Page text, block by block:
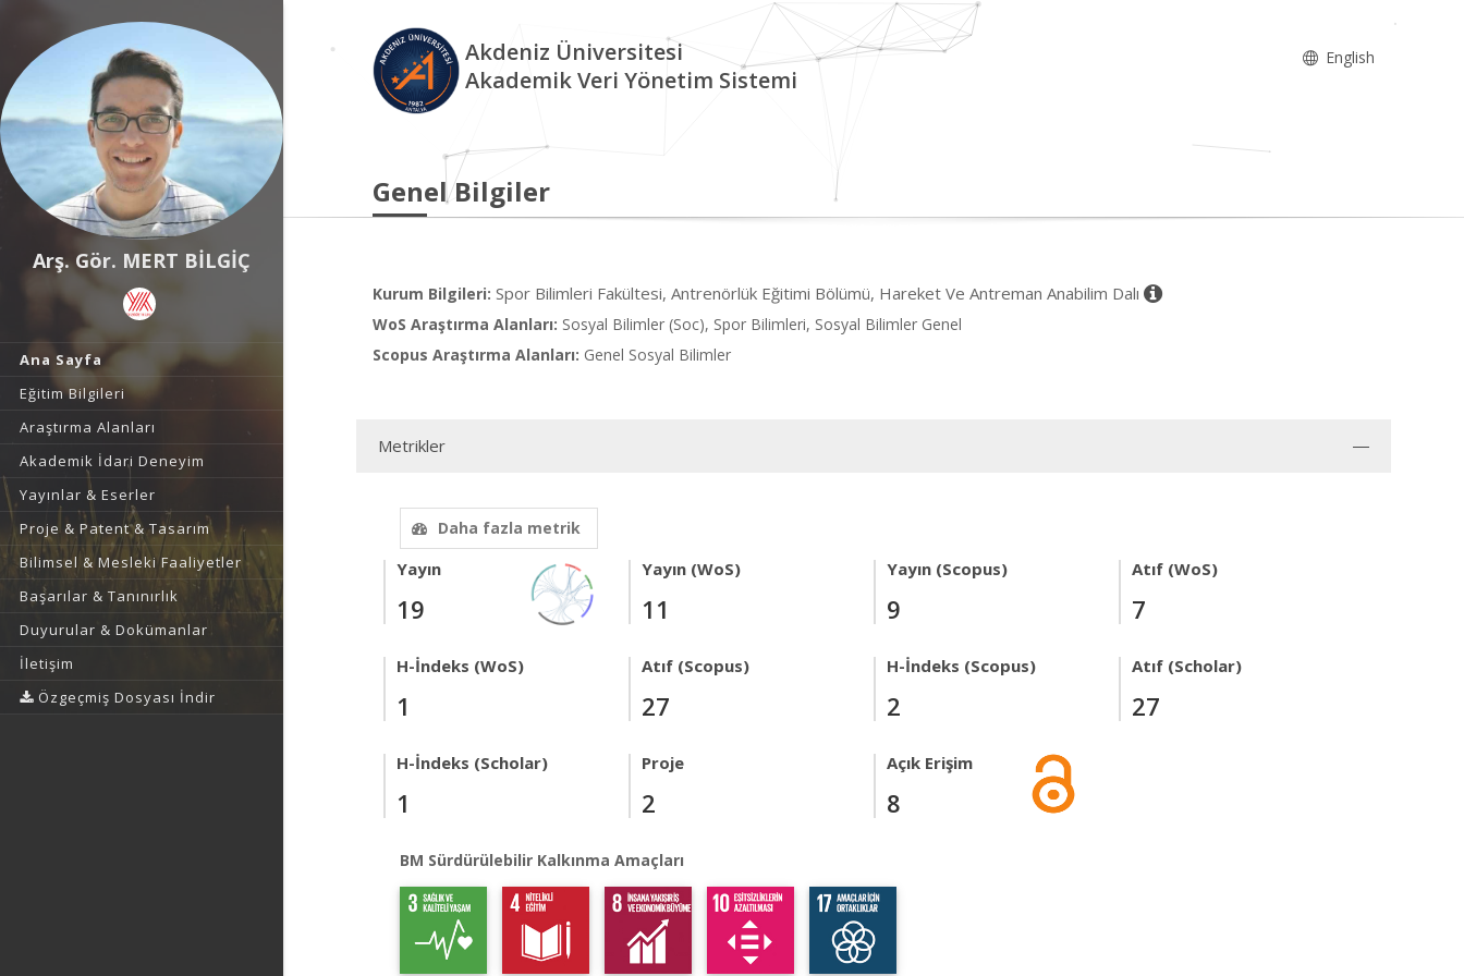
Arş. Gör. MERT BİLGİÇ
Ana Sayfa
Eğitim Bilgileri
Araştırma Alanları
Akademik İdari Deneyim
Yayınlar & Eserler
Proje & Patent & Tasarım
Bilimsel & Mesleki Faaliyetler
Başarılar & Tanınırlık
Duyurular & Dokümanlar
İletişim
Özgeçmiş Dosyası İndir
Akdeniz Üniversitesi
Akademik Veri Yönetim Sistemi
English
Genel Bilgiler
Kurum Bilgileri: Spor Bilimleri Fakültesi, Antrenörlük Eğitimi Bölümü, Hareket Ve Antreman Anabilim Dalı
WoS Araştırma Alanları: Sosyal Bilimler (Soc), Spor Bilimleri, Sosyal Bilimler Genel
Scopus Araştırma Alanları: Genel Sosyal Bilimler
Metrikler
Daha fazla metrik
Yayın
19
Yayın (WoS)
11
Yayın (Scopus)
9
Atıf (WoS)
7
H-İndeks (WoS)
1
Atıf (Scopus)
27
H-İndeks (Scopus)
2
Atıf (Scholar)
27
H-İndeks (Scholar)
1
Proje
2
Açık Erişim
8
BM Sürdürülebilir Kalkınma Amaçları